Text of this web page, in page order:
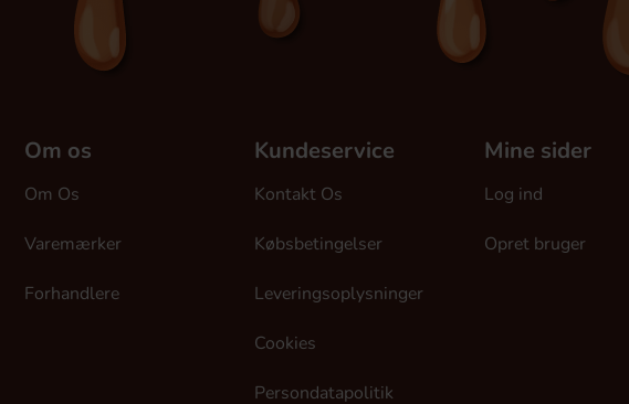
Om os
Om Os
Varemærker
Forhandlere
Kundeservice
Kontakt Os
Købsbetingelser
Leveringsoplysninger
Cookies
Persondatapolitik
Mine sider
Log ind
Opret bruger